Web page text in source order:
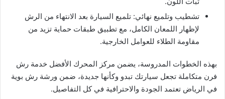
تشطيب وتلميع نهائي: تلميع السيارة بعد الانتهاء من الرش
لإظهار اللمعان الكامل، مع تطبيق طبقات حماية تزيد من
مقاومة الطلاء للعوامل الخارجية.
بهذه الخطوات المدروسة، يضمن مركز المحرك الأفضل خدمة رش
فرن متكاملة تجعل سيارتك تبدو وكأنها جديدة، ضمن ورشة رش بوية
في الرياض تعتمد الجودة والاحترافية في كل التفاصيل.